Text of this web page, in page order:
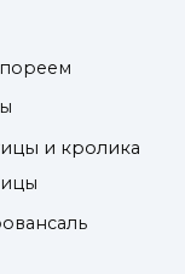
и кролика